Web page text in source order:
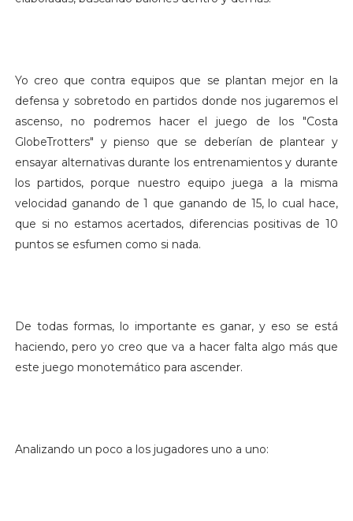
Yo creo que contra equipos que se plantan mejor en la
defensa y sobretodo en partidos donde nos jugaremos el
ascenso, no podremos hacer el juego de los "Costa
GlobeTrotters" y pienso que se deberían de plantear y
ensayar alternativas durante los entrenamientos y durante
los partidos, porque nuestro equipo juega a la misma
velocidad ganando de 1 que ganando de 15, lo cual hace,
que si no estamos acertados, diferencias positivas de 10
puntos se esfumen como si nada.
De todas formas, lo importante es ganar, y eso se está
haciendo, pero yo creo que va a hacer falta algo más que
este juego monotemático para ascender.
Analizando un poco a los jugadores uno a uno: